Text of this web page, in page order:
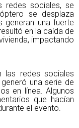
redes sociales, se
se desplaza
generan una fuerte
en la caída de
impactando
las redes sociales
una serie de
en línea. Algunos
que hacían
el evento.